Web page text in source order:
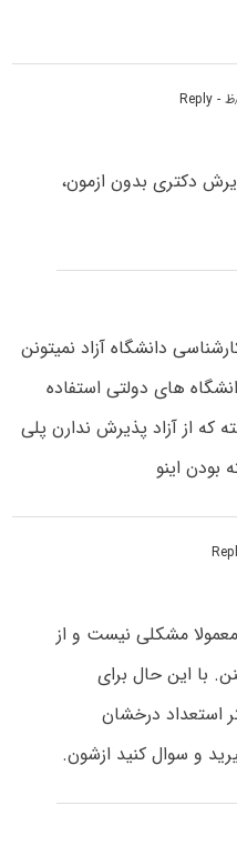
- Reply
دکتری بدون ازمون،
دانشگاه آزاد نمیتونن
های دولتی استفاده
که از آزاد پذیرش ندارن پلی
بودن اینو
مشکلی نیست و از
با این حال برای
استعداد درخشان
و سوال کنید ازشون.